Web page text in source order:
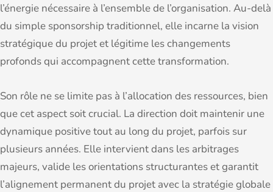
l’énergie nécessaire à l’ensemble de l’organisation. Au-delà
du simple sponsorship traditionnel, elle incarne la vision
stratégique du projet et légitime les changements
profonds qui accompagnent cette transformation.
Son rôle ne se limite pas à l’allocation des ressources, bien
que cet aspect soit crucial. La direction doit maintenir une
dynamique positive tout au long du projet, parfois sur
plusieurs années. Elle intervient dans les arbitrages
majeurs, valide les orientations structurantes et garantit
l’alignement permanent du projet avec la stratégie globale